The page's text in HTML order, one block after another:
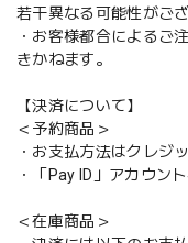
若干異なる可能性がござ
・お客様都合によるご
きかねます。
【決済について】
＜予約商品＞
・お支払方法はクレジ
・「Pay ID」アカウン
＜在庫商品＞